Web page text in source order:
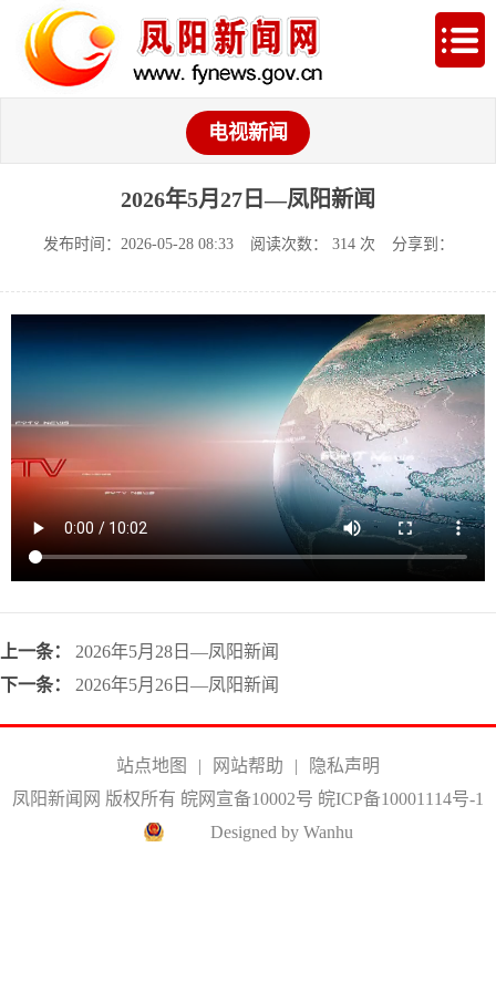
电视新闻
2026年5月27日—凤阳新闻
发布时间：2026-05-28 08:33 阅读次数： 314次 分享到：
上一条：
2026年5月28日—凤阳新闻
下一条：
2026年5月26日—凤阳新闻
站点地图 | 网站帮助 |
隐私声明
凤阳新闻网 版权所有 皖网宣备10002号 皖ICP备10001114号-1
Designed by Wanhu